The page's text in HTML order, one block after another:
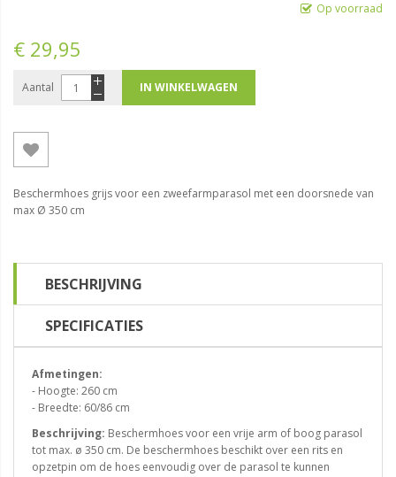
Op voorraad
€ 29,95
Aantal IN WINKELWAGEN
Beschermhoes grijs voor een zweefarmparasol met een doorsnede van
max Ø 350 cm
BESCHRIJVING
SPECIFICATIES
Afmetingen:
- Hoogte: 260 cm
- Breedte: 60/86 cm
Beschrijving: Beschermhoes voor een vrije arm of boog parasol
tot max. ø 350 cm. De beschermhoes beschikt over een rits en
opzetpin om de hoes eenvoudig over de parasol te kunnen